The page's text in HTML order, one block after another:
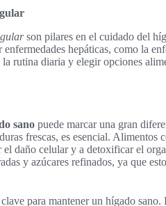
son pilares en el cuidado del
hepáticas, como la
rutina diaria y elegir opciones
sano puede marcar una gran
frescas, es esencial. Alimentos
daño celular y a detoxificar el
y azúcares refinados, ya que
para mantener un hígado